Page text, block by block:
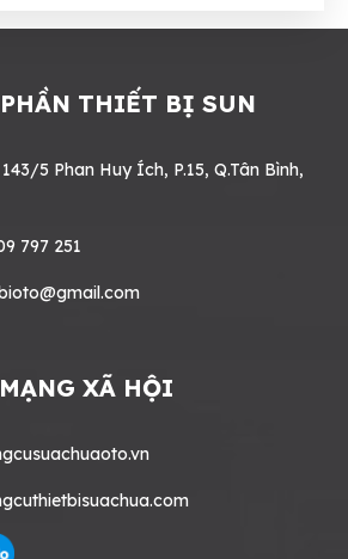
THIẾT BỊ SUN
143/5 Phan Huy Ích, P.15, Q.Tân Bình,
797 251
XÃ HỘI